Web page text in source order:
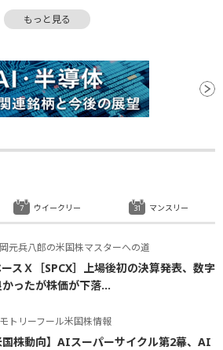
利下げ
もっと見る
岡元兵八郎の米国株マスターへの道
スＸ［SPCX］上場後初の決算発表、数字
かったが株価が下落...
モトリーフール米国株情報
国株動向】AIスーパーサイクル第2幕、AI
ウイークリー マンスリー